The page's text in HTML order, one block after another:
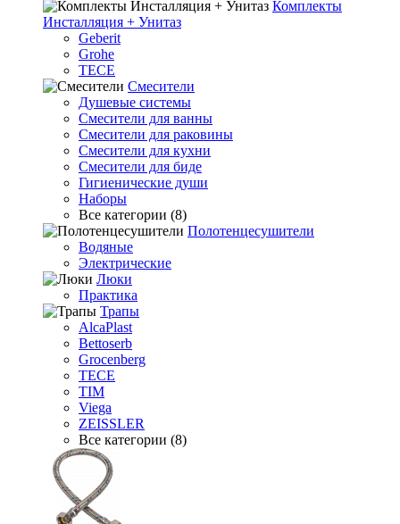
Комплекты
Инсталляция + Унитаз
Geberit
Grohe
TECE
Смесители
Душевые системы
Смесители для ванны
Смесители для раковины
Смесители для кухни
Смесители для биде
Гигиенические души
Наборы
Все категории (8)
Полотенцесушители
Водяные
Электрические
Люки
Практика
Трапы
AlcaPlast
Bettoserb
Grocenberg
TECE
TIM
Viega
ZEISSLER
Все категории (8)